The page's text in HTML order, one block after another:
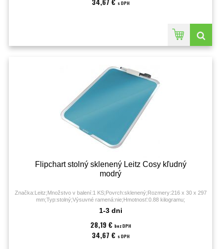
s DPH
Flipchart stolný sklenený Leitz Cosy kľudný
modrý
Značka:Leitz;Množstvo v balení:1 KS;Povrch:sklenený;Rozmery:216 x 30 x 297
mm;Typ:stolný;Výsuvné ramená:nie;Hmotnosť:0.88 kilogramu;
1-3 dni
28,19 € bez DPH
34,67 € s DPH